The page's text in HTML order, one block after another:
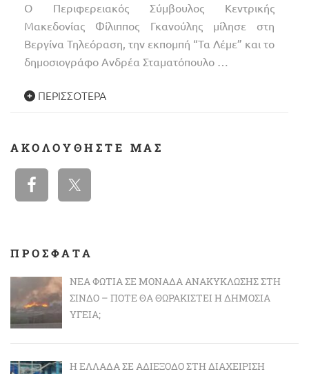
Ο Περιφερειακός Σύμβουλος Κεντρικής
Μακεδονίας Φίλιππος Γκανούλης μίλησε στη
Βεργίνα Τηλεόραση, την εκπομπή “Τα Λέμε” και το
δημοσιογράφο Ανδρέα Σταματόπουλο …
ΠΕΡΙΣΣΌΤΕΡΑ
ΑΚΟΛΟΥΘΉΣΤΕ ΜΑΣ
ΠΡΟΣΦΑΤΑ
ΝΈΑ ΦΩΤΙΆ ΣΕ ΜΟΝΆΔΑ ΑΝΑΚΎΚΛΩΣΗΣ ΣΤΗ
ΣΊΝΔΟ – ΠΌΤΕ ΘΑ ΘΩΡΑΚΙΣΤΕΊ Η ΔΗΜΌΣΙΑ
ΥΓΕΊΑ;
Η ΕΛΛΆΔΑ ΣΕ ΑΔΙΈΞΟΔΟ ΣΤΗ ΔΙΑΧΕΊΡΙΣΗ